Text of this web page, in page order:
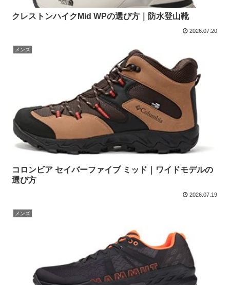
クレストンハイクMid WPの選び方｜防水登山靴
2026.07.20
メンズ
コロンビア セイバーファイブ ミッド｜ワイドモデルの
選び方
2026.07.19
メンズ